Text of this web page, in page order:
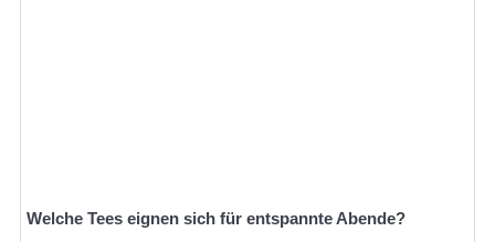
Welche Tees eignen sich für entspannte Abende?